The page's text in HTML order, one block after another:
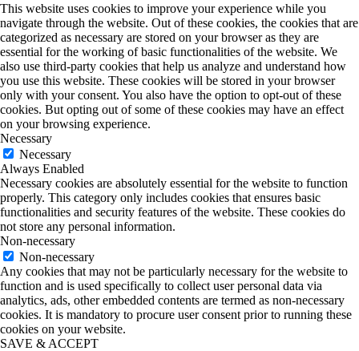
This website uses cookies to improve your experience while you
navigate through the website. Out of these cookies, the cookies that are
categorized as necessary are stored on your browser as they are
essential for the working of basic functionalities of the website. We
also use third-party cookies that help us analyze and understand how
you use this website. These cookies will be stored in your browser
only with your consent. You also have the option to opt-out of these
cookies. But opting out of some of these cookies may have an effect
on your browsing experience.
Necessary
Necessary
Always Enabled
Necessary cookies are absolutely essential for the website to function
properly. This category only includes cookies that ensures basic
functionalities and security features of the website. These cookies do
not store any personal information.
Non-necessary
Non-necessary
Any cookies that may not be particularly necessary for the website to
function and is used specifically to collect user personal data via
analytics, ads, other embedded contents are termed as non-necessary
cookies. It is mandatory to procure user consent prior to running these
cookies on your website.
SAVE & ACCEPT